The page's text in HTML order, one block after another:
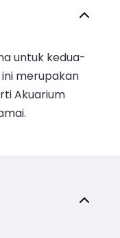
untuk kedua-
merupakan
Akuarium